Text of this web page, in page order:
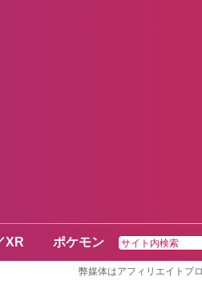
XR ポケモン
弊媒体はアフィリエイトプ